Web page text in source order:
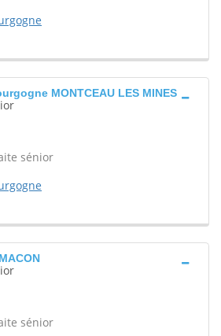
MONTCEAU LES MINES
sénior
sénior